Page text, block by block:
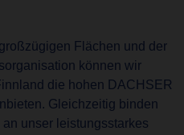
Flächen und der
können wir
die hohen DACHSER
Gleichzeitig binden
unser leistungsstarkes